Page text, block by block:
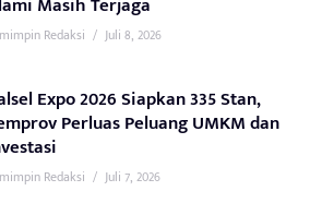
Redaksi / Juli 8, 2026
Expo 2026 Siapkan 335 Stan,
Perluas Peluang UMKM dan
Redaksi / Juli 7, 2026